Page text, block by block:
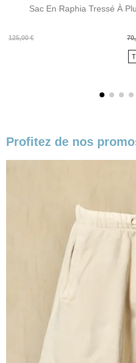
Sac En Raphia Tressé À
125,00 €
Prix
Prix
Profitez de nos